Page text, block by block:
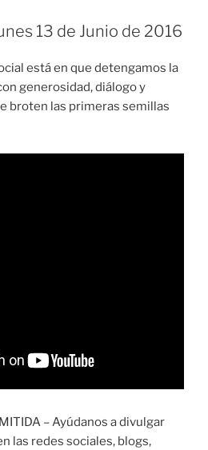
13 de Junio de 2016
está en que detengamos la
generosidad, diálogo y
broten las primeras semillas
– Ayúdanos a divulgar
las redes sociales, blogs,